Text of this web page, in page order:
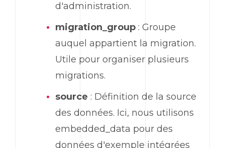
d'administration.
migration_group : Groupe
auquel appartient la migration.
Utile pour organiser plusieurs
migrations.
source : Définition de la source
des données. Ici, nous utilisons
embedded_data pour des
données d'exemple intégrées